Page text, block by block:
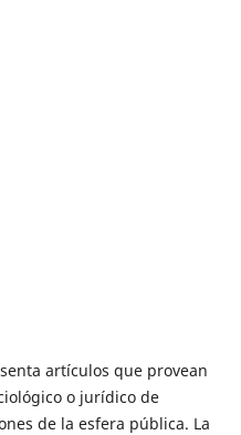
artículos que provean
o jurídico de
de la esfera pública. La